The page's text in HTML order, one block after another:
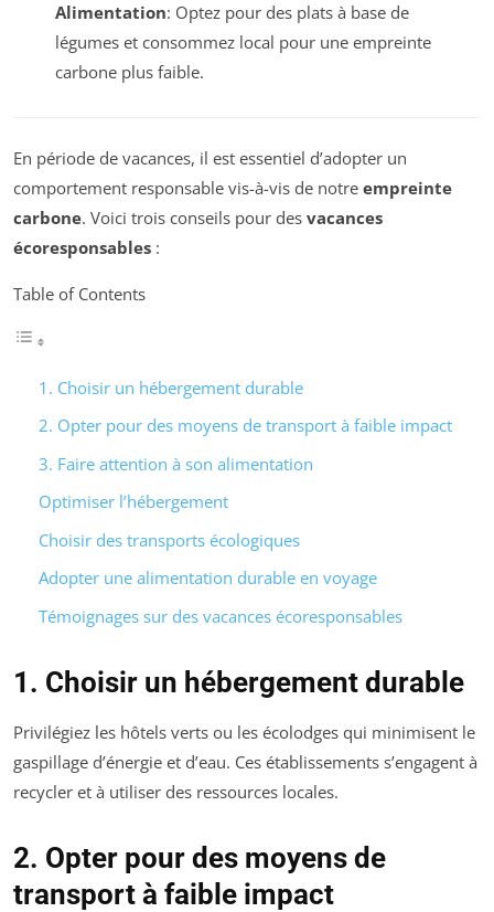
Alimentation: Optez pour des plats à base de
légumes et consommez local pour une empreinte
carbone plus faible.
En période de vacances, il est essentiel d’adopter un
comportement responsable vis-à-vis de notre empreinte
carbone. Voici trois conseils pour des vacances
écoresponsables :
Table of Contents
1. Choisir un hébergement durable
2. Opter pour des moyens de transport à faible impact
3. Faire attention à son alimentation
Optimiser l’hébergement
Choisir des transports écologiques
Adopter une alimentation durable en voyage
Témoignages sur des vacances écoresponsables
1. Choisir un hébergement durable
Privilégiez les hôtels verts ou les écolodges qui minimisent le
gaspillage d’énergie et d’eau. Ces établissements s’engagent à
recycler et à utiliser des ressources locales.
2. Opter pour des moyens de
transport à faible impact